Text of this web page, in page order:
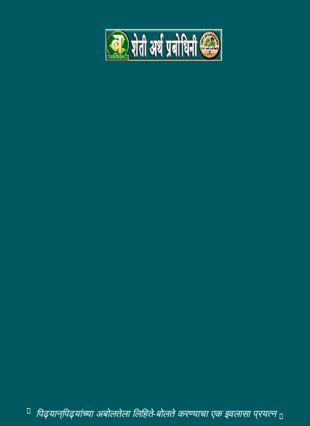
पिढ्यान्‌पिढ्यांच्या अबोलतेला लिहिते-बोलते करण्याचा एक इवलासा प्रयत्न